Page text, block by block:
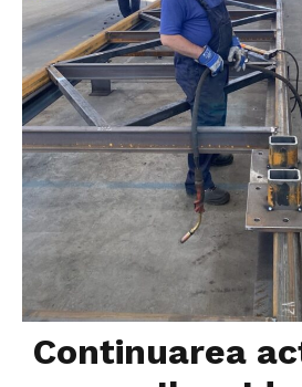
Continuarea